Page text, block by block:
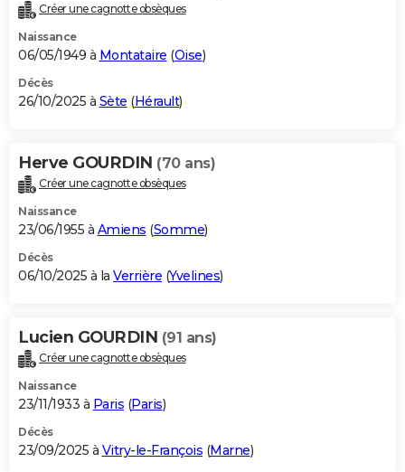
Créer une cagnotte obsèques
Naissance
06/05/1949 à Montataire (Oise)
Décès
26/10/2025 à Sète (Hérault)
Herve GOURDIN (70 ans)
Créer une cagnotte obsèques
Naissance
23/06/1955 à Amiens (Somme)
Décès
06/10/2025 à la Verrière (Yvelines)
Lucien GOURDIN (91 ans)
Créer une cagnotte obsèques
Naissance
23/11/1933 à Paris (Paris)
Décès
23/09/2025 à Vitry-le-François (Marne)